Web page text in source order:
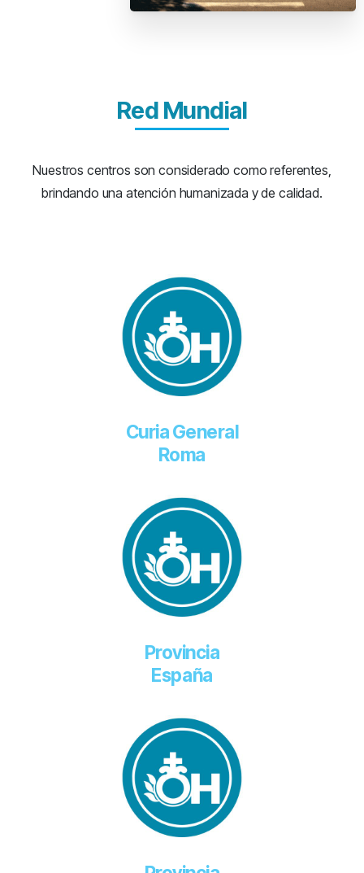
Red Mundial
Nuestros centros son considerado como referentes,
brindando una atención humanizada y de calidad.
Curia General
Roma
Provincia
España